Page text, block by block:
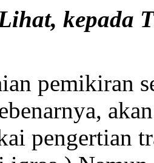
kepada
pemikiran
pengertian